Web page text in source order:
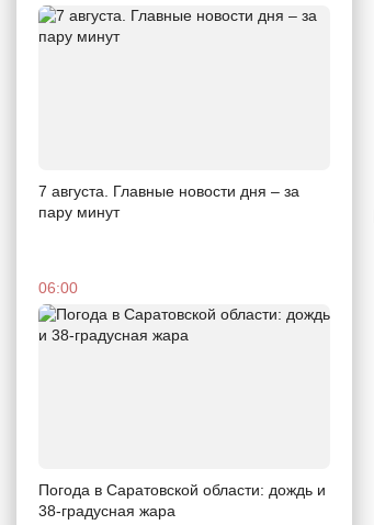
7 августа. Главные новости дня – за
пару минут
06:00
Погода в Саратовской области: дождь и
38-градусная жара